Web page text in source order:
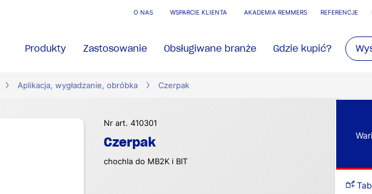
O NAS WSPARCIE KLIENTA AKADEMIA REMMERS REFERENCJE
Produkty Zastosowanie Obsługiwane branże Gdzie kupić?
Aplikacja, wygładzanie, obróbka Czerpak
Nr art. 410301
Czerpak
chochla do MB2K i BIT